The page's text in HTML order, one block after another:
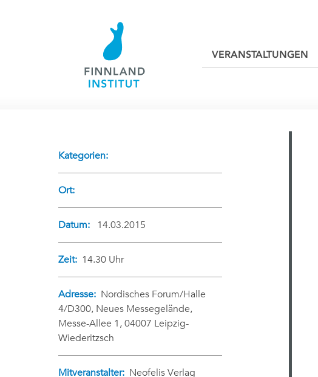
VERANSTALTUNGEN
Kategorien:
Ort:
Datum: 14.03.2015
Zeit: 14.30 Uhr
Adresse: Nordisches Forum/Halle
4/D300, Neues Messegelände,
Messe-Allee 1, 04007 Leipzig-
Wiederitzsch
Mitveranstalter: Neofelis Verlag